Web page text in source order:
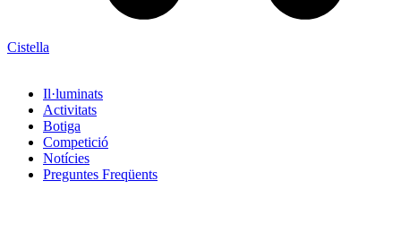
Cistella
Il·luminats
Activitats
Botiga
Competició
Notícies
Preguntes Freqüents